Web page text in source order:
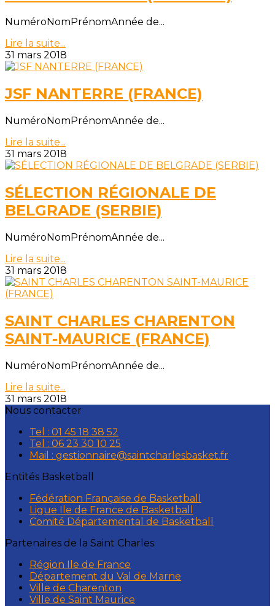
NuméroNomPrénomAnnée de...
Lire la suite...
31 mars 2018
JSF NANTERRE (FRANCE)
NuméroNomPrénomAnnée de...
Lire la suite...
31 mars 2018
SÉLECTION RÉGIONALE DE
BELGRADE (SERBIE)
NuméroNomPrénomAnnée de...
Lire la suite...
31 mars 2018
SAINT CHARLES CHARENTON
SAINT-MAURICE (FRANCE)
NuméroNomPrénomAnnée de...
Lire la suite...
31 mars 2018
Nous contacter
Tel : 01 45 18 38 52
Tel : 06 23 30 10 25
Mail : gestionnaire@saintcharlesbasket.fr
Entités Basketball
Fédération Française de Basketball
Ligue Ile de France de Basketball
Comité Départemental de Basketball
Partenaires de la Saint Charles
Région Ile de France
Département du Val de Marne
Ville de Charenton
Ville de Saint Maurice